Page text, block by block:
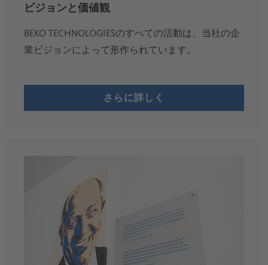
ビジョンと価値観
BEKO TECHNOLOGIESのすべての活動は、当社の企
業ビジョンによって形作られています。
さらに詳しく